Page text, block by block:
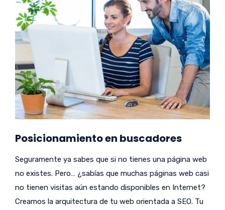
Posicionamiento en buscadores
Seguramente ya sabes que si no tienes una página web
no existes. Pero… ¿sabías que muchas páginas web casi
no tienen visitas aún estando disponibles en Internet?
Creamos la arquitectura de tu web orientada a SEO. Tu